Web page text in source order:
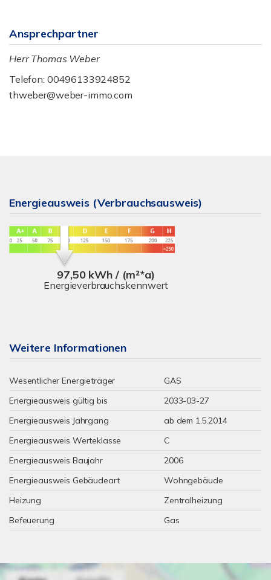
Ansprechpartner
Herr Thomas Weber
Telefon: 00496133924852
thweber@weber-immo.com
Energieausweis (Verbrauchsausweis)
97,50 kWh / (m²*a)
Energieverbrauchskennwert
Weitere Informationen
Wesentlicher Energieträger
GAS
Energieausweis gültig bis
2033-03-27
Energieausweis Jahrgang
ab dem 1.5.2014
Energieausweis Werteklasse
C
Energieausweis Baujahr
2006
Energieausweis Gebäudeart
Wohngebäude
Heizung
Zentralheizung
Befeuerung
Gas